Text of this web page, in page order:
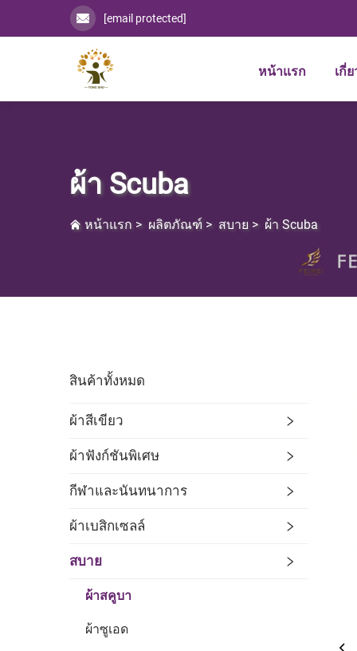
[email protected]
หน้าแรก เกี่
ผ้า Scuba
หน้าแรก > ผลิตภัณฑ์ > สบาย > ผ้า Scuba
สินค้าทั้งหมด
ผ้าสีเขียว
ผ้าฟังก์ชันพิเศษ
กีฬาและนันทนาการ
ผ้าเบสิกเซลล์
สบาย
ผ้าสคูบา
ผ้าซูเอด